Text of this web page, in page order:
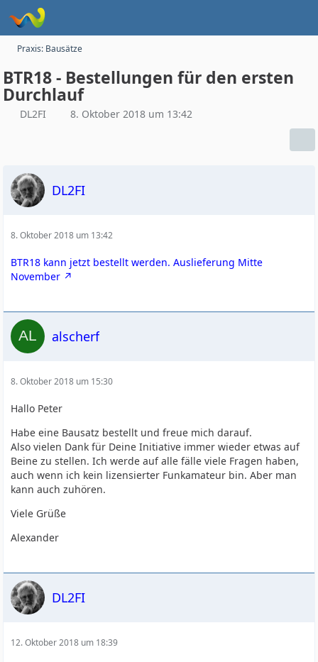
Praxis: Bausätze
BTR18 - Bestellungen für den ersten
Durchlauf
DL2FI 8. Oktober 2018 um 13:42
DL2FI
8. Oktober 2018 um 13:42
BTR18 kann jetzt bestellt werden. Auslieferung Mitte
November
alscherf
8. Oktober 2018 um 15:30
Hallo Peter
Habe eine Bausatz bestellt und freue mich darauf.
Also vielen Dank für Deine Initiative immer wieder etwas auf
Beine zu stellen. Ich werde auf alle fälle viele Fragen haben,
auch wenn ich kein lizensierter Funkamateur bin. Aber man
kann auch zuhören.
Viele Grüße
Alexander
DL2FI
12. Oktober 2018 um 18:39